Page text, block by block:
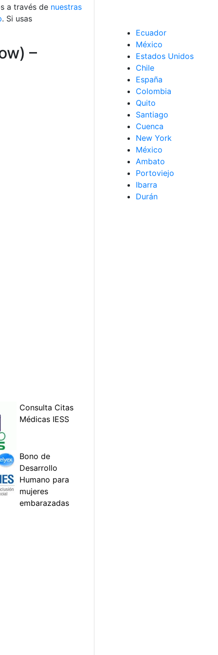
a través de nuestras
. Si usas
–
Ecuador
México
Estados Unidos
Chile
España
Colombia
Quito
Santiago
Cuenca
New York
México
Ambato
Portoviejo
Ibarra
Durán